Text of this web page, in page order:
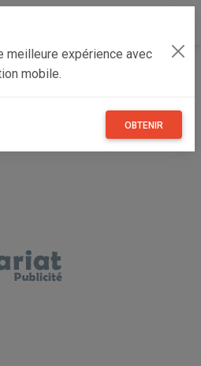
meilleure expérience avec
mobile.
OBTENIR
Rajhi